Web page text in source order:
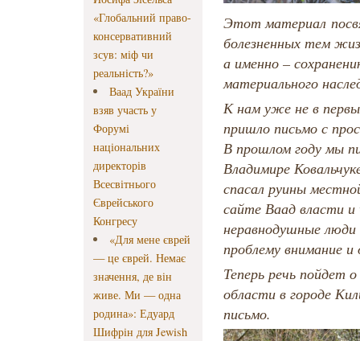
«Глобальний право-
консервативний
зсув: міф чи
реальність?»
Ваад України
взяв участь у
Форумі
національних
директорів
Всесвітнього
Єврейського
Конгресу
«Для мене єврей
— це єврей. Немає
значення, де він
живе. Ми — одна
родина»: Едуард
Шифрін для Jewish
Этот материал
болезненных тем
а именно –
материального
К нам уже не в
пришло письмо с
В прошлом году мы
Владимире
спасал руины
сайте Ваад власти
неравнодушные люди
проблему внимание
Теперь речь пойдет
области в городе
письмо.